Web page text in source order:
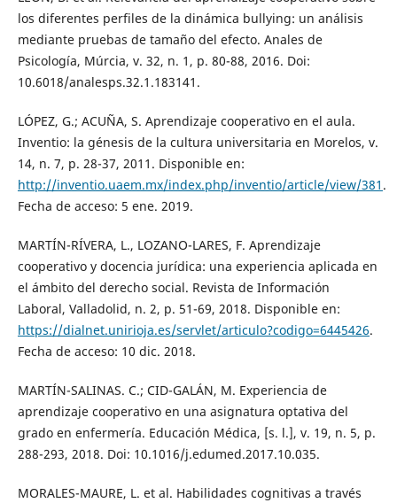
los diferentes perfiles de la dinámica bullying: un análisis
mediante pruebas de tamaño del efecto. Anales de
Psicología, Múrcia, v. 32, n. 1, p. 80-88, 2016. Doi:
10.6018/analesps.32.1.183141.
LÓPEZ, G.; ACUÑA, S. Aprendizaje cooperativo en el aula.
Inventio: la génesis de la cultura universitaria en Morelos, v.
14, n. 7, p. 28-37, 2011. Disponible en:
http://inventio.uaem.mx/index.php/inventio/article/view/381 .
Fecha de acceso: 5 ene. 2019.
MARTÍN-RÍVERA, L., LOZANO-LARES, F. Aprendizaje
cooperativo y docencia jurídica: una experiencia aplicada en
el ámbito del derecho social. Revista de Información
Laboral, Valladolid, n. 2, p. 51-69, 2018. Disponible en:
https://dialnet.unirioja.es/servlet/articulo?codigo=6445426.
Fecha de acceso: 10 dic. 2018.
MARTÍN-SALINAS. C.; CID-GALÁN, M. Experiencia de
aprendizaje cooperativo en una asignatura optativa del
grado en enfermería. Educación Médica, [s. l.], v. 19, n. 5, p.
288-293, 2018. Doi: 10.1016/j.edumed.2017.10.035.
MORALES-MAURE, L. et al. Habilidades cognitivas a través